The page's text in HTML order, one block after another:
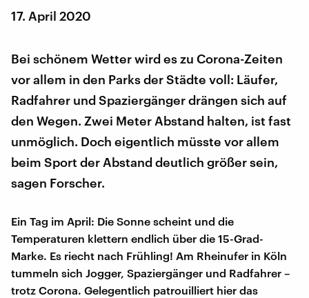
17. April 2020
Bei schönem Wetter wird es zu Corona-Zeiten
vor allem in den Parks der Städte voll: Läufer,
Radfahrer und Spaziergänger drängen sich auf
den Wegen. Zwei Meter Abstand halten, ist fast
unmöglich. Doch eigentlich müsste vor allem
beim Sport der Abstand deutlich größer sein,
sagen Forscher.
Ein Tag im April: Die Sonne scheint und die
Temperaturen klettern endlich über die 15-Grad-
Marke. Es riecht nach Frühling! Am Rheinufer in Köln
tummeln sich Jogger, Spaziergänger und Radfahrer –
trotz Corona. Gelegentlich patrouilliert hier das